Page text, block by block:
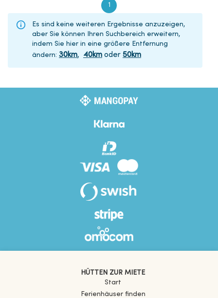
1
Es sind keine weiteren Ergebnisse anzuzeigen,
aber Sie können Ihren Suchbereich erweitern,
indem Sie hier in eine größere Entfernung
ändern: 30km, 40km oder 50km
HÜTTEN ZUR MIETE
Start
Ferienhäuser finden